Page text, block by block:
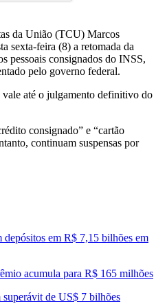
da União (TCU) Marcos
sexta-feira (8) a retomada da
pessoais consignados do INSS,
pelo governo federal.
até o julgamento definitivo do
consignado” e “cartão
continuam suspensas por
depósitos em R$ 7,15 bilhões em
acumula para R$ 165 milhões
de US$ 7 bilhões